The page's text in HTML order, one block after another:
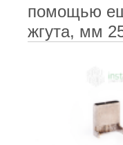
помощью
жгута, мм